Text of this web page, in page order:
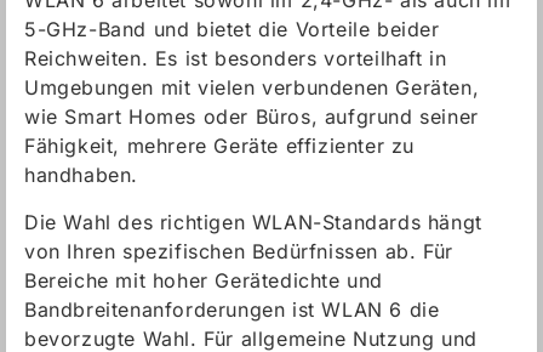
5-GHz-Band und bietet die Vorteile beider
Reichweiten. Es ist besonders vorteilhaft in
Umgebungen mit vielen verbundenen Geräten,
wie Smart Homes oder Büros, aufgrund seiner
Fähigkeit, mehrere Geräte effizienter zu
handhaben.
Die Wahl des richtigen WLAN-Standards hängt
von Ihren spezifischen Bedürfnissen ab. Für
Bereiche mit hoher Gerätedichte und
Bandbreitenanforderungen ist WLAN 6 die
bevorzugte Wahl. Für allgemeine Nutzung und